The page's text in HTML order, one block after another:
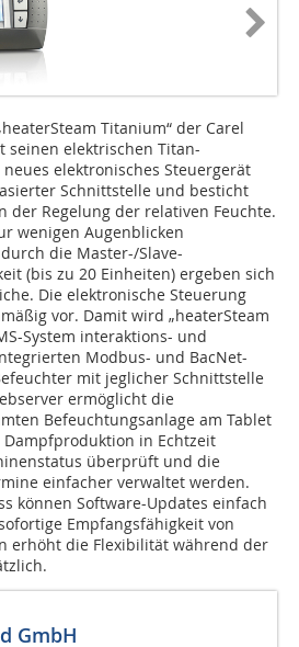
Titanium“ der Carel
seinen elektrischen Titan-
elektronisches Steuergerät
Schnittstelle und besticht
der Regelung der relativen Feuchte.
wenigen Augenblicken
die Master-/Slave-
(bis zu 20 Einheiten) ergeben sich
Die elektronische Steuerung
vor. Damit wird „heaterSteam
System interaktions- und
Modbus- und BacNet-
mit jeglicher Schnittstelle
ermöglicht die
Befeuchtungsanlage am Tablet
Dampfproduktion in Echtzeit
überprüft und die
einfacher verwaltet werden.
können Software-Updates einfach
Empfangsfähigkeit von
erhöht die Flexibilität während der
GmbH